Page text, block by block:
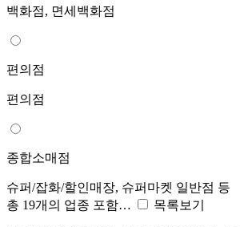
백화점, 면세백화점
편의점
편의점
종합소매점
슈퍼/잡화/할인매장, 슈퍼마켓 일반점 등
총 19개의 업종 포함…
목록보기